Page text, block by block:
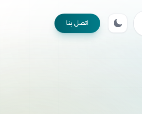
اتصل بنا